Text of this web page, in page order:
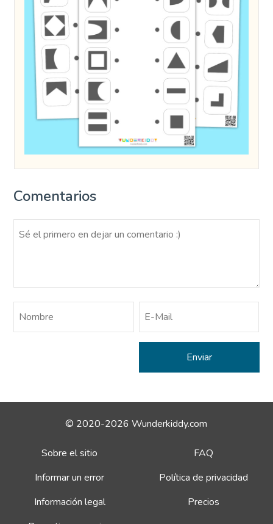
Comentarios
© 2020-2026 Wunderkiddy.com
Sobre el sitio
FAQ
Informar un error
Política de privacidad
Información legal
Precios